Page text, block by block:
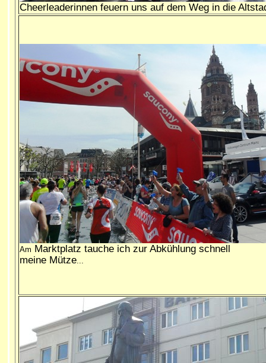
Cheerleaderinnen feuern uns auf dem Weg in die
Am Marktplatz tauche ich zur Abkühlung schnell
meine Mütze